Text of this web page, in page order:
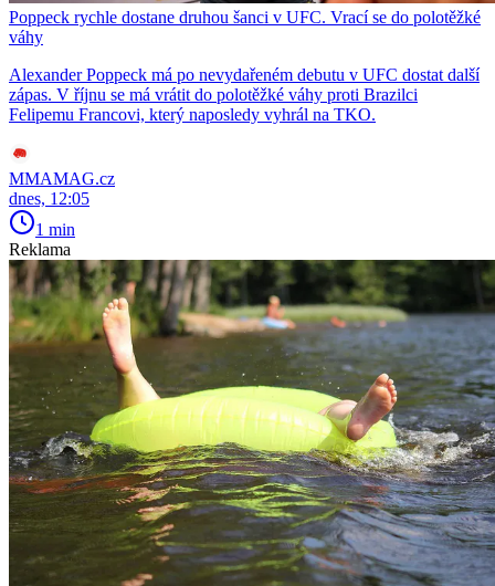
Poppeck rychle dostane druhou šanci v UFC. Vrací se do polotěžké
váhy
Alexander Poppeck má po nevydařeném debutu v UFC dostat další
zápas. V říjnu se má vrátit do polotěžké váhy proti Brazilci
Felipemu Francovi, který naposledy vyhrál na TKO.
MMAMAG.cz
dnes, 12:05
1 min
Reklama